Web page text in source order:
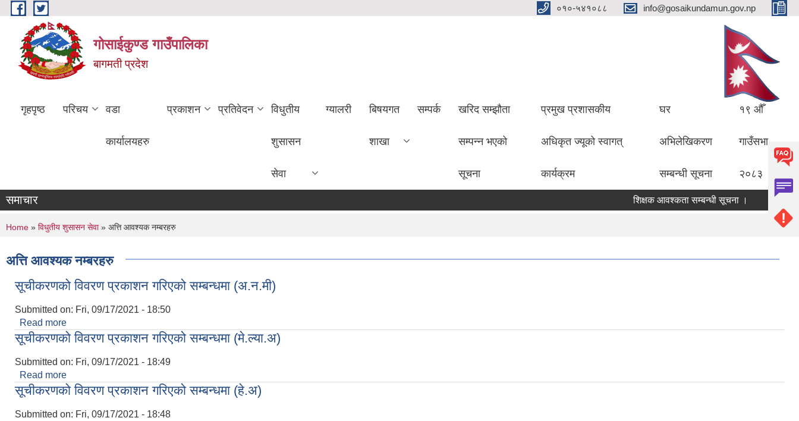
Skip to main content ०१०-५४१०८८ info@gosaikundamun.gov.np
गोसाईकुण्ड गाउँपालिका
बागमती प्रदेश
गृहपृष्ठ परिचय वडा
कार्यालयहरु
प्रकाशन प्रतिवेदन विधुतीय
शुसासन
सेवा
ग्यालरी बिषयगत
शाखा
सम्पर्क खरिद सम्झौता
सम्पन्न भएको
सूचना
प्रमुख प्रशासकीय
अधिकृत ज्यूको स्वागत्
कार्यक्रम
घर
अभिलेखिकरण
सम्बन्धी सूचना
१९ औँ
गाउँसभा
२०८३
समाचार शिक्षक आवश्कता सम्बन्धी सूचना ।
You are here
Home » विधुतीय शुसासन सेवा» अत्ति आवश्यक नम्बरहरु
अत्ति आवश्यक नम्बरहरु
सूचीकरणको विवरण प्रकाशन गरिएको सम्बन्धमा (अ.न.मी)
Submitted on: Fri, 09/17/2021 - 18:50
Read more
सूचीकरणको विवरण प्रकाशन गरिएको सम्बन्धमा (मे.ल्या.अ)
Submitted on: Fri, 09/17/2021 - 18:49
Read more
सूचीकरणको विवरण प्रकाशन गरिएको सम्बन्धमा (हे.अ)
Submitted on: Fri, 09/17/2021 - 18:48